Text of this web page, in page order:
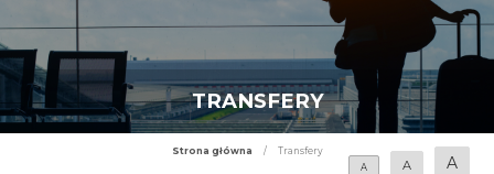
TRANSFERY
Strona główna /
Transfery
A
A A